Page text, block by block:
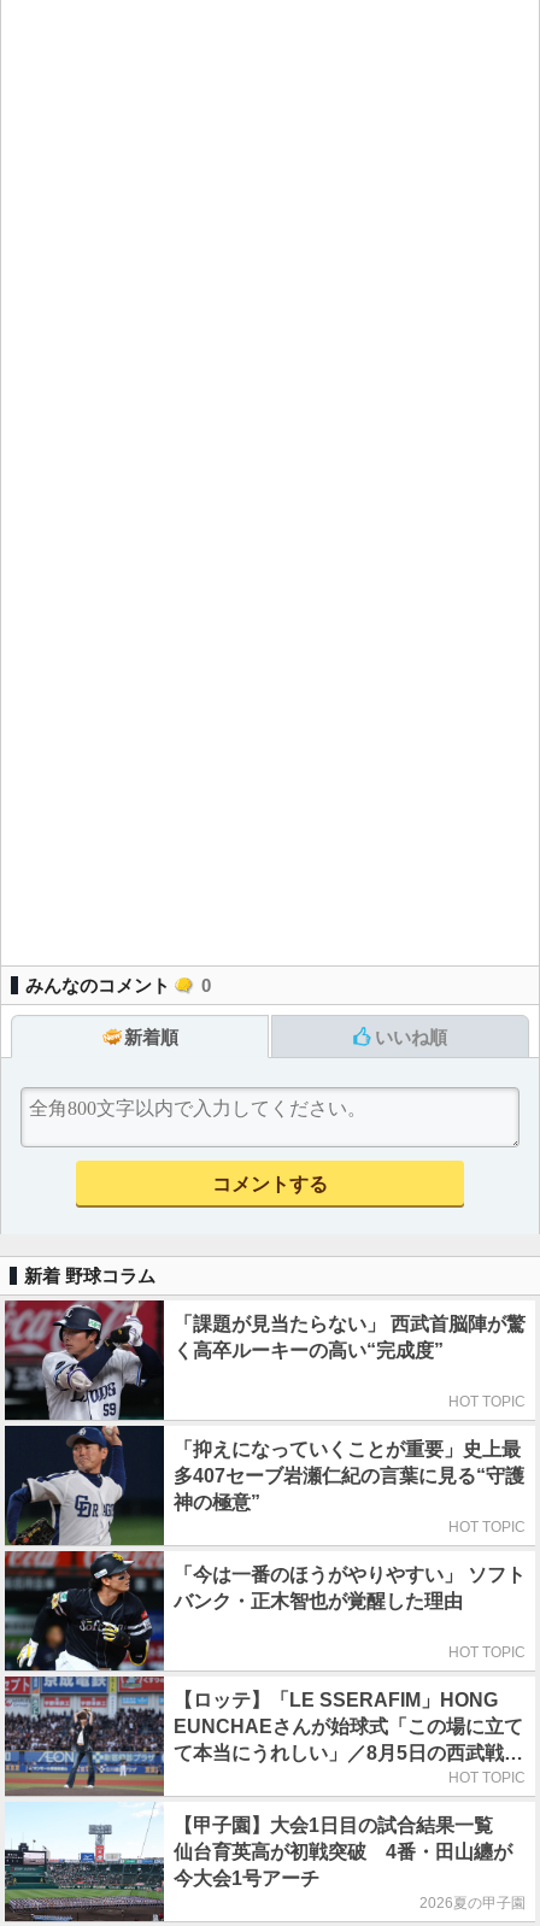
みんなのコメント 0
新着順 いいね順
新着 野球コラム
「課題が見当たらない」 西武首脳陣が驚
く高卒ルーキーの高い“完成度”
HOT TOPIC
「抑えになっていくことが重要」史上最
多407セーブ岩瀬仁紀の言葉に見る“守護
神の極意”
HOT TOPIC
「今は一番のほうがやりやすい」 ソフト
バンク・正木智也が覚醒した理由
HOT TOPIC
【ロッテ】「LE SSERAFIM」HONG
EUNCHAEさんが始球式「この場に立て
て本当にうれしい」／8月5日の西武戦
HOT TOPIC
【甲子園】大会1日目の試合結果一覧
仙台育英高が初戦突破 4番・田山纏が
今大会1号アーチ
2026夏の甲子園